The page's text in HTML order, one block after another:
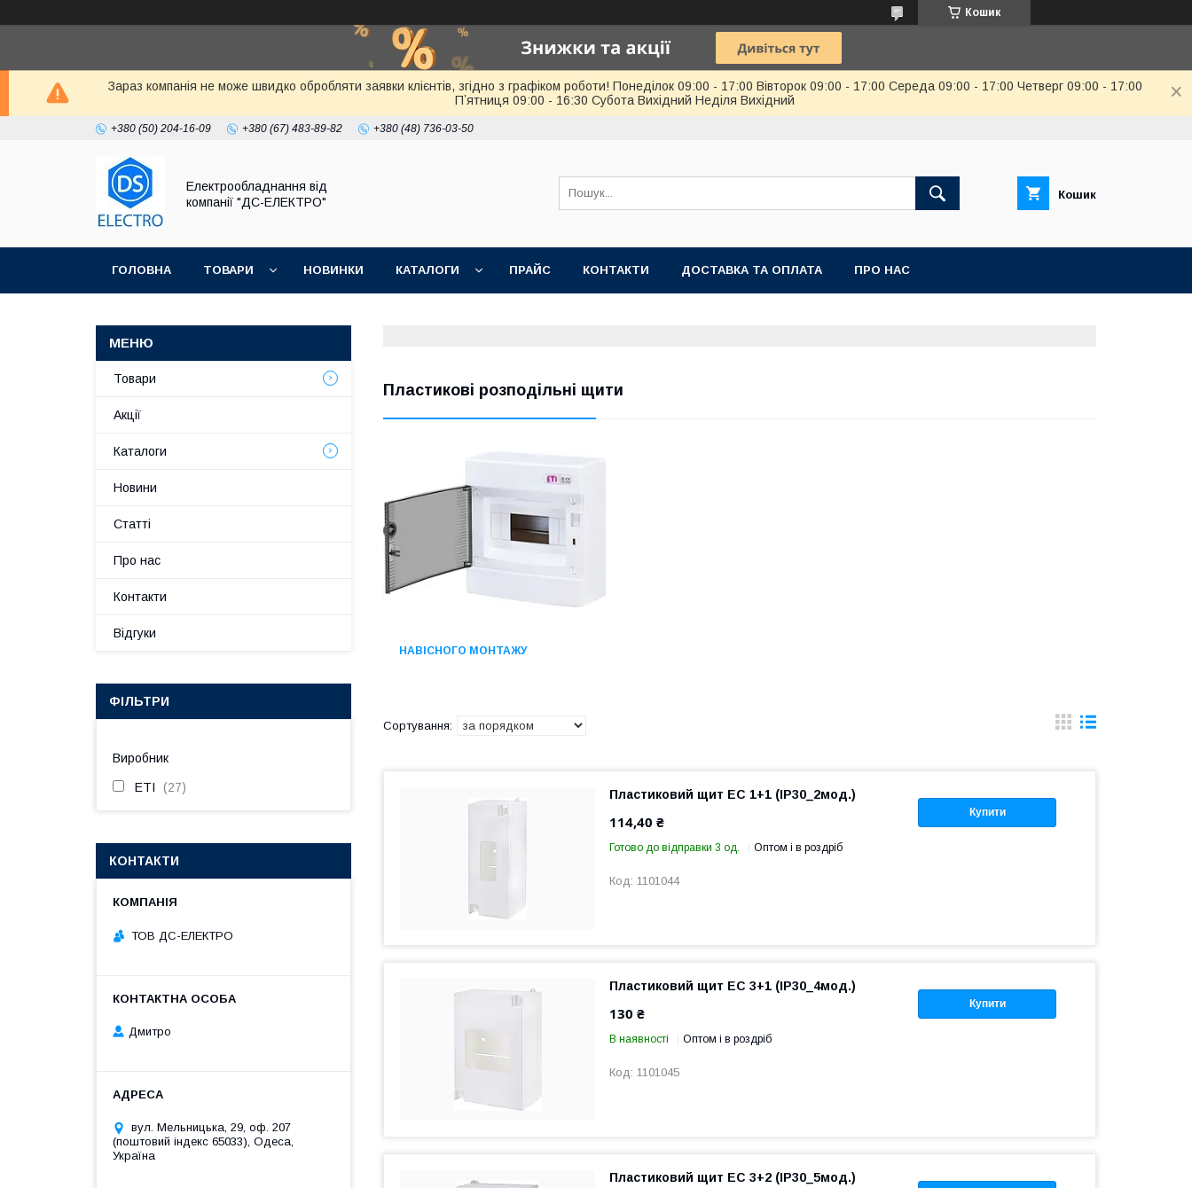
Кошик
Зараз компанія не може швидко обробляти заявки клієнтів, згідно з графіком роботи! Понеділок 09:00 - 17:00 Вівторок 09:00 - 17:00 Середа 09:00 - 17:00 Четверг 09:00 - 17:00
Пʼятниця 09:00 - 16:30 Субота Вихідний Неділя Вихідний
+380 (50) 204-16-09 +380 (67) 483-89-82 +380 (48) 736-03-50
Електрообладнання від
компанії "ДС-ЕЛЕКТРО"
Кошик
ГОЛОВНА ТОВАРИ НОВИНКИ КАТАЛОГИ ПРАЙС КОНТАКТИ ДОСТАВКА ТА ОПЛАТА ПРО НАС
Пластикові розподільні щити
НАВІСНОГО МОНТАЖУ
Купити
Пластиковий щит EC 1+1 (ІР30_2мод.)
114,40 ₴
Готово до відправки 3 од. Оптом і в роздріб
1101044
Купити
Пластиковий щит EC 3+1 (ІР30_4мод.)
130 ₴
В наявності Оптом і в роздріб
1101045
Пластиковий щит EC 3+2 (ІР30_5мод.)
Товари
Акції
Каталоги
Новини
Статті
Про нас
Контакти
Відгуки
ФІЛЬТРИ
Виробник
ETI 27
КОНТАКТИ
ТОВ ДС-ЕЛЕКТРО
Дмитро
вул. Мельницька, 29, оф. 207
(поштовий індекс 65033), Одеса,
Україна